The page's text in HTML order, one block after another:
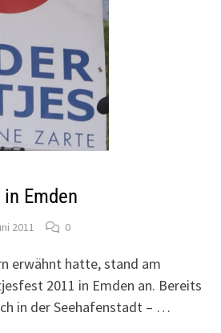
Emden
2011 0
erwähnt hatte, stand am
2011 in Emden an. Bereits
in der Seehafenstadt – …